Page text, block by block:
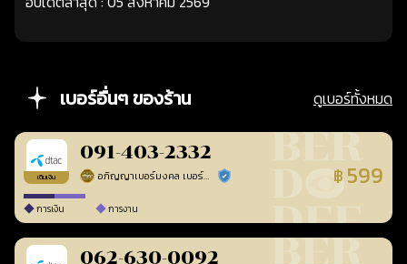
เบอร์อื่นๆ ของร้าน ดูเบอร์ทั้งหมด
เติมเงิน
091-403-2332
อภิญญาเบอร์มงคล เบอร์สวยเลขศาสตร์ ร้านยืนยันแล้ว ฿ 599
การเงิน การงาน
062-630-0092